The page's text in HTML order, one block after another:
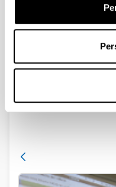
¡ITSAS tiene nueva